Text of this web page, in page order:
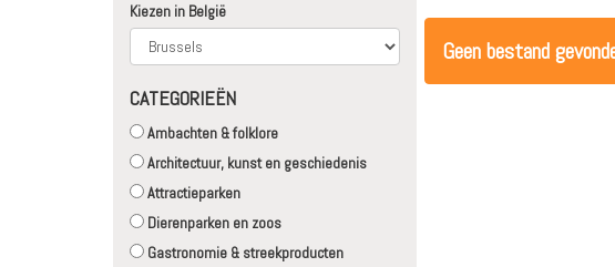
Kiezen in België
CATEGORIEËN
Ambachten & folklore
Architectuur, kunst en geschiedenis
Attractieparken
Dierenparken en zoos
Gastronomie & streekproducten
Geen bestand